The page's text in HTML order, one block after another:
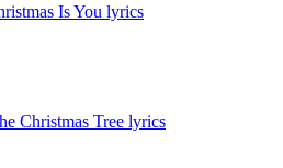
Is You lyrics
Christmas Tree lyrics